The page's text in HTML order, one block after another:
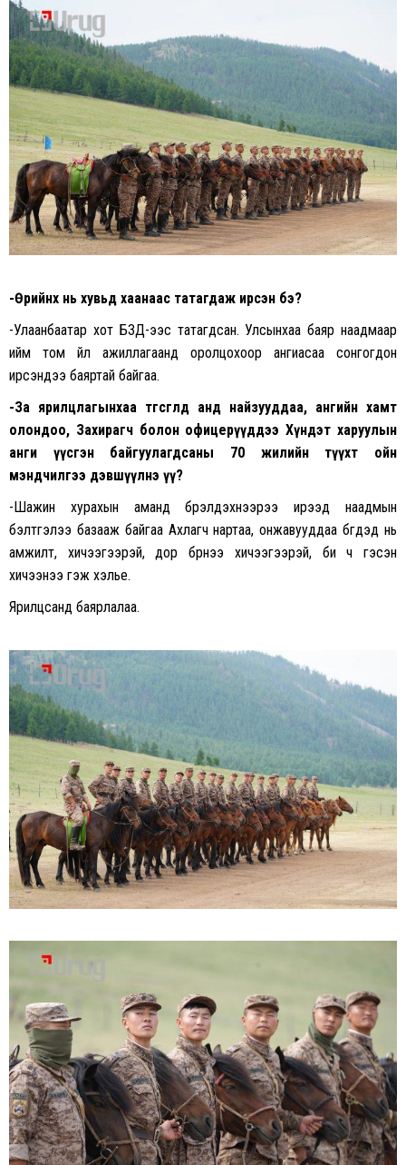
-Өөрийнх нь хувьд хаанаас татагдаж ирсэн бэ?
-Улаанбаатар хот БЗД-ээс татагдсан. Улсынхаа баяр наадмаар
ийм том үйл ажиллагаанд оролцохоор ангиасаа сонгогдон
ирсэндээ баяртай байгаа.
-За ярилцлагынхаа төгсгөлд анд найзууддаа, ангийн хамт
олондоо, Захирагч болон офицерүүддээ Хүндэт харуулын
анги үүсгэн байгуулагдсаны 70 жилийн түүхт ойн
мэндчилгээ дэвшүүлнэ үү?
-Шажин хурахын аманд бүрэлдэхүүнээрээ ирээд наадмын
бэлтгэлээ базааж байгаа Ахлагч нартаа, онжавууддаа бүгдэд нь
амжилт, хичээгээрэй, дор бүрнээ хичээгээрэй, би ч гэсэн
хичээнээ гэж хэлье.
Ярилцсанд баярлалаа.